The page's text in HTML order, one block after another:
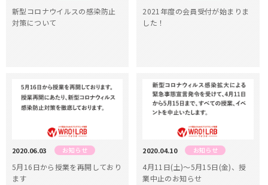
新型コロナウイルスの感染防止
対策について
2021年度の会員受付が始まりま
した！
2020.06.03 お知らせ
5月16日から授業を再開しており
ます
2020.04.10 お知らせ
4月11日(土)～5月15日(金)、授
業中止のお知らせ